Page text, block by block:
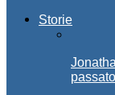
Storie